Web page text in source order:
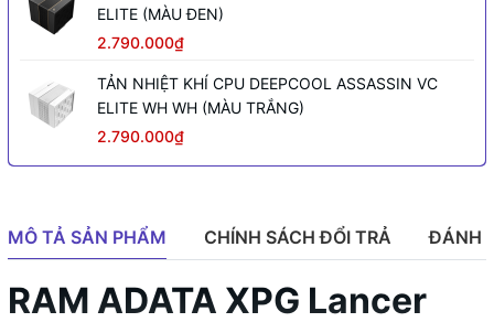
ELITE (MÀU ĐEN)
2.790.000₫
TẢN NHIỆT KHÍ CPU DEEPCOOL ASSASSIN VC
ELITE WH WH (MÀU TRẮNG)
2.790.000₫
MÔ TẢ SẢN PHẨM CHÍNH SÁCH ĐỔI TRẢ ĐÁNH
RAM ADATA XPG Lancer